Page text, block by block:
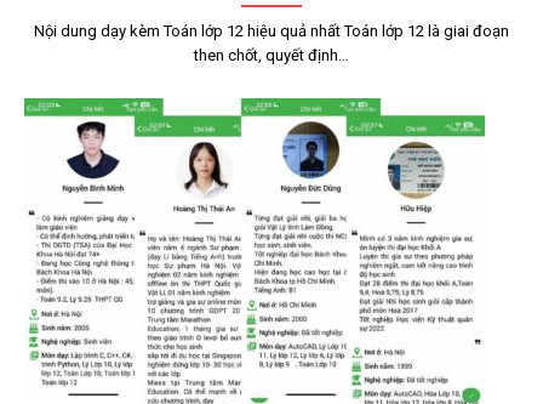
Nội dung dạy kèm Toán lớp 12 hiệu quả nhất Toán lớp 12 là giai đoạn
then chốt, quyết định…